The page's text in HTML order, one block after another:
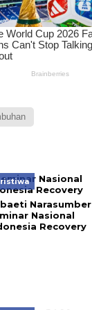
Narasumber
Nasional
Recovery